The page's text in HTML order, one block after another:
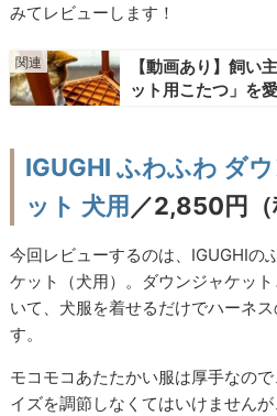
みてレビューします！
【動画あり】飼い
ット用こたつ」を
IGUGHI ふわふわ ダ
ット 犬用 ／2,850円（
今回レビューするのは、IGUGHIの
ケット（犬用）。ダウンジャケッ
いて、犬服を着せるだけでハーネ
す。
モコモコあたたかい服は厚手なの
イズを調節しなくてはいけません